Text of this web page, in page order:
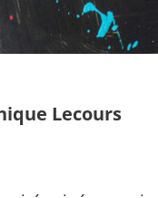
Lecours